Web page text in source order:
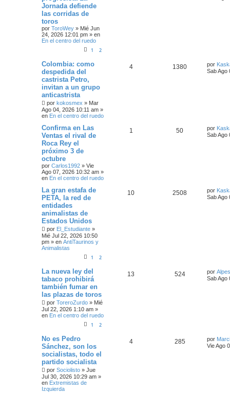
Jornada defiende
las corridas de
toros
por ToroWey » Mié Jun
24, 2026 12:01 pm » en
En el centro del ruedo
1 2
Colombia: como
despedida del
castrista Petro,
invitan a un grupo
anticastrista
por kokosmex » Mar
Ago 04, 2026 10:11 am »
en En el centro del ruedo
4 1380 por
Sab Ago
Confirma en Las
Ventas el rival de
Roca Rey el
próximo 3 de
octubre
por Carlos1992 » Vie
Ago 07, 2026 10:32 am »
en En el centro del ruedo
1 50 por
Sab Ago
La gran estafa de
PETA, la red de
entidades
animalistas de
Estados Unidos
por El_Estudiante »
Mié Jul 22, 2026 10:50
pm » en AntiTaurinos y
Animalistas
1 2
10 2508 por
Sab Ago
La nueva ley del
tabaco prohibirá
también fumar en
las plazas de toros
por ToreroZurdo » Mié
Jul 22, 2026 1:10 am »
en En el centro del ruedo
1 2
13 524 por
Sab Ago
No es Pedro
Sánchez, son los
socialistas, todo el
partido socialista
por Sociolisto » Jue
Jul 30, 2026 10:29 am »
en Extremistas de
Izquierda
4 285 por
Vie Ago